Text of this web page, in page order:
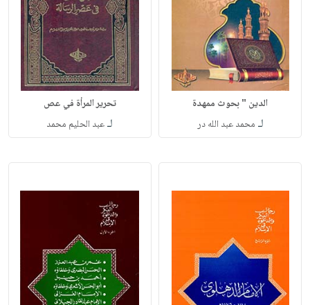
الدين " بحوث ممهدة
لـ محمد عبد الله در
تحرير المرأة في عص
لـعبد الحليم محمد